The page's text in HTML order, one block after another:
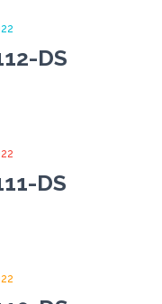
DS
DS